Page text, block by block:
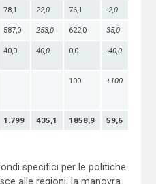
78,1 22,0 76,1 -2,0
587,0 253,0 622,0 35,0
40,0 40,0 0,0 -40,0
100 +100
1.799 435,1 1858,9 59,6
specifici per le politiche
alle regioni, la manovra